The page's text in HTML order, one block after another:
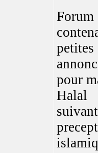
Forum
petites
pour
Halal